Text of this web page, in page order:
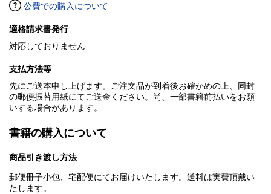
公費での購入について
適格請求書発行
対応しておりません
支払方法等
先にご送本申し上げます。ご注文品が到着後お確かめの上、同封
の郵便振替用紙にてご送金ください。尚、一部書籍前払いをお願
いする場合があります。
書籍の購入について
商品引き渡し方法
郵便冊子小包、宅配便にてお届けいたします。送料は実費頂戴い
たします。